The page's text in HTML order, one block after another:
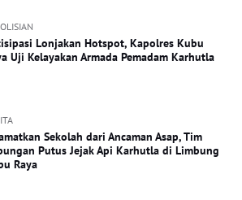
Lonjakan Hotspot, Kapolres Kubu
Uji Kelayakan Armada Pemadam Karhutla
Sekolah dari Ancaman Asap, Tim
Putus Jejak Api Karhutla di Limbung
Raya